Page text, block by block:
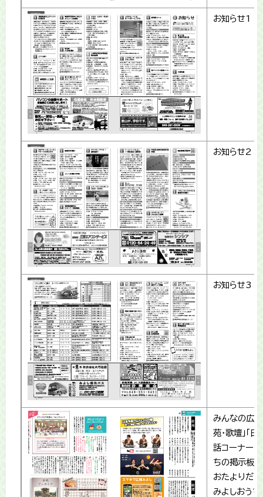
お知らせ1
お知らせ2
お知らせ3
みんなの広場
苑・歌壇」「日
話コーナー」
ちの掲示板」
おたよりだよ
みよしおうち